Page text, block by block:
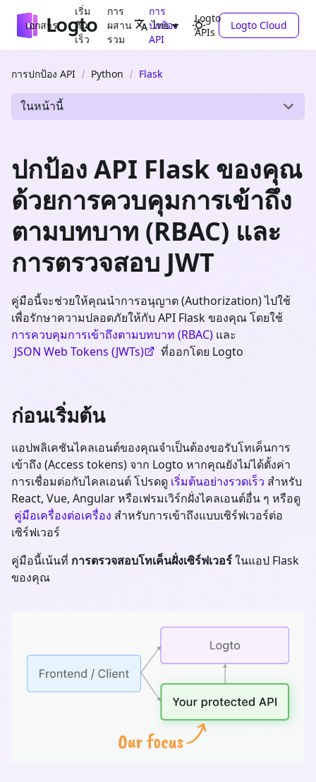
เอกสาร
เริ่ม
ต้น
เร็ว
การ
ผสาน
รวม
การ
ปกป้อง
API
Logto
APIs
ไทย Logto Cloud
การปกป้อง API Python Flask
ในหน้านี้
ปกป้อง API Flask ของคุณ
ด้วยการควบคุมการเข้าถึง
ตามบทบาท (RBAC) และ
การตรวจสอบ JWT
คู่มือนี้จะช่วยให้คุณนำการอนุญาต (Authorization) ไปใช้
เพื่อรักษาความปลอดภัยให้กับ API Flask ของคุณ โดยใช้
การควบคุมการเข้าถึงตามบทบาท (RBAC) และ
JSON Web Tokens (JWTs)
ที่ออกโดย Logto
ก่อนเริ่มต้น
แอปพลิเคชันไคลเอนต์ของคุณจำเป็นต้องขอรับโทเค็นการ
เข้าถึง (Access tokens) จาก Logto หากคุณยังไม่ได้ตั้งค่า
การเชื่อมต่อกับไคลเอนต์ โปรดดู เริ่มต้นอย่างรวดเร็ว สำหรับ
React, Vue, Angular หรือเฟรมเวิร์กฝั่งไคลเอนต์อื่น ๆ หรือดู
คู่มือเครื่องต่อเครื่อง สำหรับการเข้าถึงแบบเซิร์ฟเวอร์ต่อ
เซิร์ฟเวอร์
คู่มือนี้เน้นที่ การตรวจสอบโทเค็นฝั่งเซิร์ฟเวอร์ในแอป Flask
ของคุณ